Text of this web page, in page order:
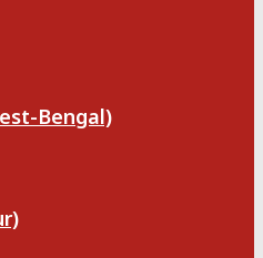
Bengal)